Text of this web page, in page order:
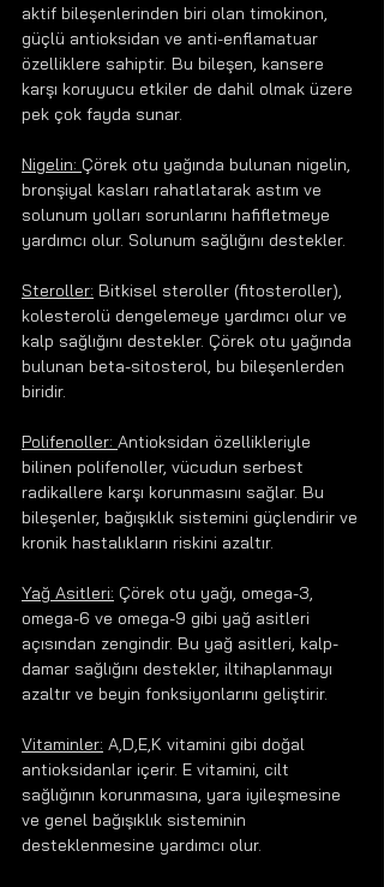
aktif bileşenlerinden biri olan timokinon,
güçlü antioksidan ve anti-enflamatuar
özelliklere sahiptir. Bu bileşen, kansere
karşı koruyucu etkiler de dahil olmak üzere
pek çok fayda sunar.
Nigelin: Çörek otu yağında bulunan nigelin,
bronşiyal kasları rahatlatarak astım ve
solunum yolları sorunlarını hafifletmeye
yardımcı olur. Solunum sağlığını destekler.
Steroller: Bitkisel steroller (fitosteroller),
kolesterolü dengelemeye yardımcı olur ve
kalp sağlığını destekler. Çörek otu yağında
bulunan beta-sitosterol, bu bileşenlerden
biridir.
Polifenoller: Antioksidan özellikleriyle
bilinen polifenoller, vücudun serbest
radikallere karşı korunmasını sağlar. Bu
bileşenler, bağışıklık sistemini güçlendirir ve
kronik hastalıkların riskini azaltır.
Yağ Asitleri: Çörek otu yağı, omega-3,
omega-6 ve omega-9 gibi yağ asitleri
açısından zengindir. Bu yağ asitleri, kalp-
damar sağlığını destekler, iltihaplanmayı
azaltır ve beyin fonksiyonlarını geliştirir.
Vitaminler: A,D,E,K vitamini gibi doğal
antioksidanlar içerir. E vitamini, cilt
sağlığının korunmasına, yara iyileşmesine
ve genel bağışıklık sisteminin
desteklenmesine yardımcı olur.